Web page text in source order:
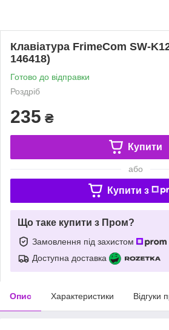
Клавіатура FrimeCom SW-
146418)
Готово до відправки
Роздріб
235 ₴
Купити
або
Купити з
Що таке купити з Пром?
Замовлення під захистом
Доступна доставка
Опис Характеристики Відгуки